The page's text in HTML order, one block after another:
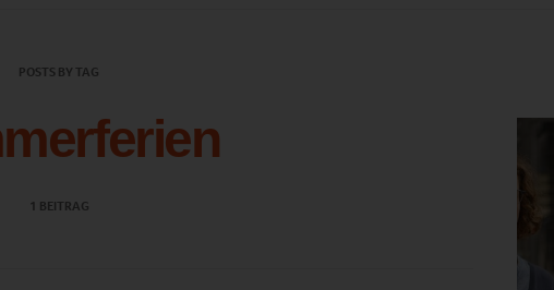
POSTS BY TAG
1 BEITRAG